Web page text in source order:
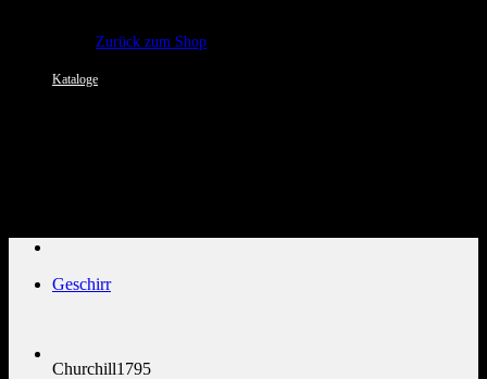
Zurück zum Shop
Kataloge
Geschirr
Churchill1795